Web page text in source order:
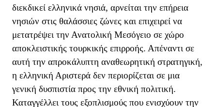
διεκδικεί ελληνικά νησιά, αρνείται την επήρεια
νησιών στις θαλάσσιες ζώνες και επιχειρεί να
μετατρέψει την Ανατολική Μεσόγειο σε χώρο
αποκλειστικής τουρκικής επιρροής. Απέναντι σε
αυτή την απροκάλυπτη αναθεωρητική στρατηγική,
η ελληνική Αριστερά δεν περιορίζεται σε μια
γενική δυσπιστία προς την εθνική πολιτική.
Καταγγέλλει τους εξοπλισμούς που ενισχύουν την